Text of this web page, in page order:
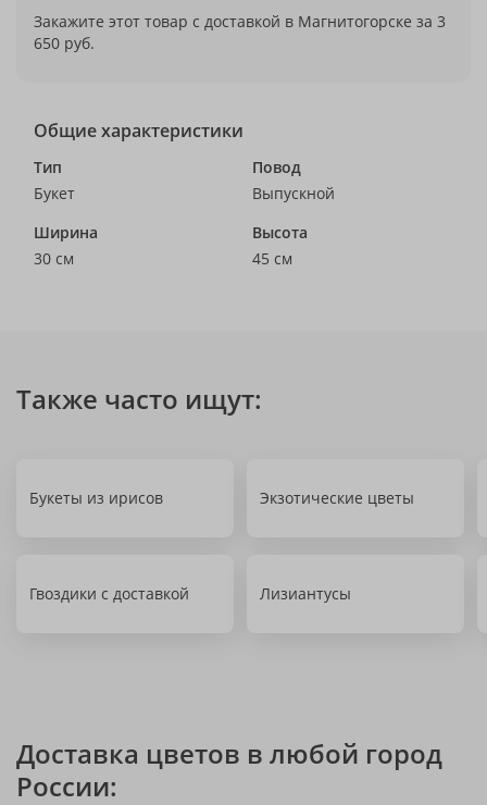
Закажите этот товар с доставкой в Магнитогорске за 3
650 руб.
Общие характеристики
Тип
Букет
Повод
Выпускной
Ширина
30 см
Высота
45 см
Также часто ищут:
Букеты из ирисов Экзотические цветы
Гвоздики с доставкой Лизиантусы
Доставка цветов в любой город
России: